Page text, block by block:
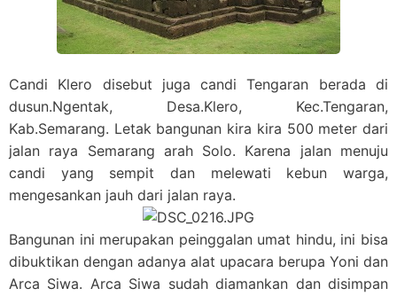
Candi Klero disebut juga candi Tengaran berada di
dusun.Ngentak, Desa.Klero, Kec.Tengaran,
Kab.Semarang. Letak bangunan kira kira 500 meter dari
jalan raya Semarang arah Solo. Karena jalan menuju
candi yang sempit dan melewati kebun warga,
mengesankan jauh dari jalan raya.
Bangunan ini merupakan peinggalan umat hindu, ini bisa
dibuktikan dengan adanya alat upacara berupa Yoni dan
Arca Siwa. Arca Siwa sudah diamankan dan disimpan